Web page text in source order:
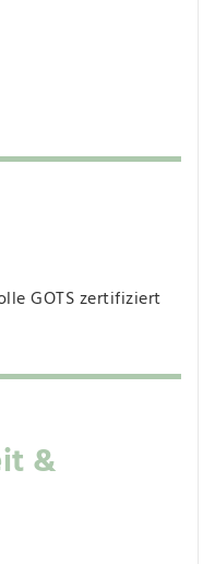
GOTS zertifiziert
&